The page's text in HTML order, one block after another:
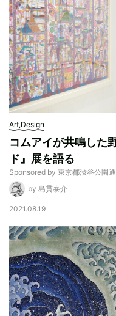
Art,Design
コムアイが共鳴した
ド』展を語る
Sponsored by 東京都渋谷公園
by 島貫泰介
2021.08.19